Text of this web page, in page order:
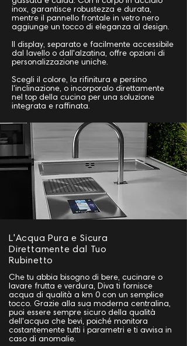
inox, garantisce robustezza e durata,
mentre il pannello frontale in vetro nero
aggiunge un tocco di eleganza al design.
Il display, separato e facilmente accessibile
dal lavello o dall'alzatina, offre opzioni di
personalizzazione uniche.
Scegli il colore, la rifinitura e persino
l'inclinazione, o incorporalo direttamente
nel top della cucina per una soluzione
integrata e raffinata.
L'Acqua Pura e Sicura
Direttamente dal Tuo
Rubinetto
Che tu abbia bisogno di bere, cucinare o
lavare frutta e verdura, Diva ti fornisce
acqua di qualità a km 0 con un semplice
tocco. Grazie alla sua moderna centralina,
puoi essere sempre sicuro della qualità
dell'acqua che bevi, poiché monitora
costantemente tutti i parametri e ti avvisa in
caso di anomalie.